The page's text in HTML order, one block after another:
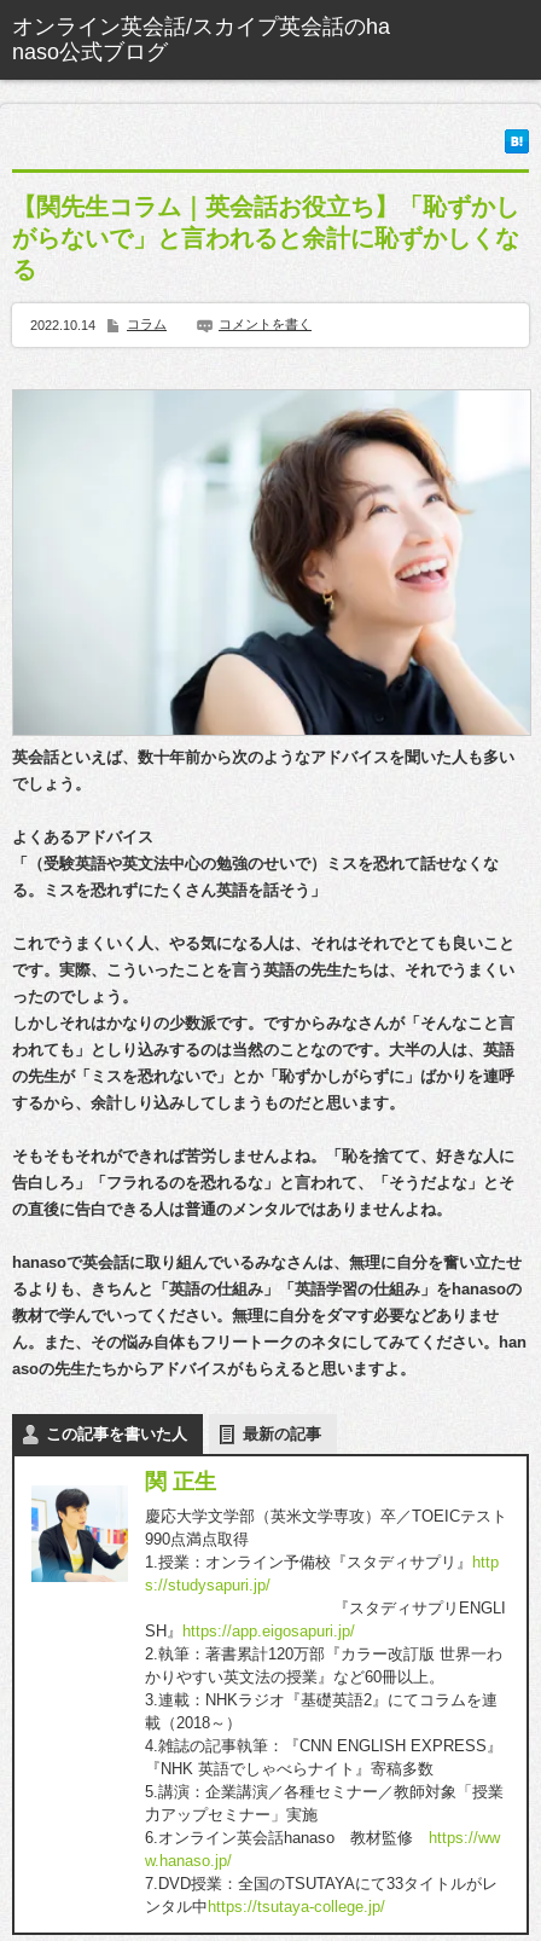
【関先生コラム｜英会話お役立ち】「恥ずかし
がらないで」と言われると余計に恥ずかしくな
る
2022.10.14 コラム コメントを書く
英会話といえば、数十年前から次のようなアドバイスを聞いた人も多い
でしょう。
よくあるアドバイス
「（受験英語や英文法中心の勉強のせいで）ミスを恐れて話せなくな
る。ミスを恐れずにたくさん英語を話そう」
これでうまくいく人、やる気になる人は、それはそれでとても良いこと
です。実際、こういったことを言う英語の先生たちは、それでうまくい
ったのでしょう。
しかしそれはかなりの少数派です。ですからみなさんが「そんなこと言
われても」としり込みするのは当然のことなのです。大半の人は、英語
の先生が「ミスを恐れないで」とか「恥ずかしがらずに」ばかりを連呼
するから、余計しり込みしてしまうものだと思います。
そもそもそれができれば苦労しませんよね。「恥を捨てて、好きな人に
告白しろ」「フラれるのを恐れるな」と言われて、「そうだよな」とそ
の直後に告白できる人は普通のメンタルではありませんよね。
hanasoで英会話に取り組んでいるみなさんは、無理に自分を奮い立たせ
るよりも、きちんと「英語の仕組み」「英語学習の仕組み」をhanasoの
教材で学んでいってください。無理に自分をダマす必要などありませ
ん。また、その悩み自体もフリートークのネタにしてみてください。han
asoの先生たちからアドバイスがもらえると思いますよ。
この記事を書いた人 最新の記事
関 正生
慶応大学文学部（英米文学専攻）卒／TOEICテスト
990点満点取得
1.授業：オンライン予備校『スタディサプリ』
http
s://studysapuri.jp/
『スタディサプリENGLI
SH』
https://app.eigosapuri.jp/
2.執筆：著書累計120万部『カラー改訂版 世界一わ
かりやすい英文法の授業』など60冊以上。
3.連載：NHKラジオ『基礎英語2』にてコラムを連
載（2018～）
4.雑誌の記事執筆：『CNN ENGLISH EXPRESS』
『NHK 英語でしゃべらナイト』寄稿多数
5.講演：企業講演／各種セミナー／教師対象「授業
力アップセミナー」実施
6.オンライン英会話hanaso 教材監修
https://ww
w.hanaso.jp/
7.DVD授業：全国のTSUTAYAにて33タイトルがレ
ンタル中 https://tsutaya-college.jp/